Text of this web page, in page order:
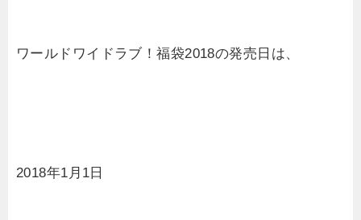
ワールドワイドラブ！福袋2018の発売日は、
2018年1月1日